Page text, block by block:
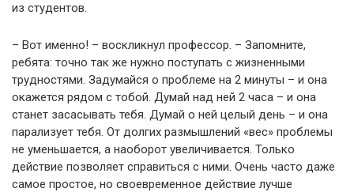
из студентов.
– Вот именно! – воскликнул профессор. – Запомните,
ребята: точно так же нужно поступать с жизненными
трудностями. Задумайся о проблеме на 2 минуты – и она
окажется рядом с тобой. Думай над ней 2 часа – и она
станет засасывать тебя. Думай о ней целый день – и она
парализует тебя. От долгих размышлений «вес» проблемы
не уменьшается, а наоборот увеличивается. Только
действие позволяет справиться с ними. Очень часто даже
самое простое, но своевременное действие лучше